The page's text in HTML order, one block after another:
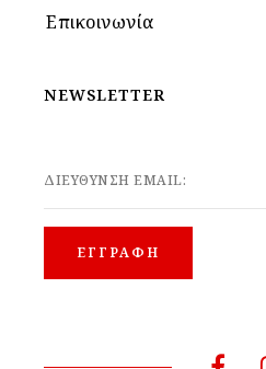
Επικοινωνία
NEWSLETTER
ΔΙΕΥΘΥΝΣΗ EMAIL: